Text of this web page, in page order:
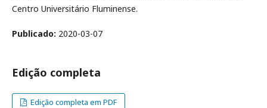
Centro Universitário Fluminense.
Publicado: 2020-03-07
Edição completa
Edição completa em PDF